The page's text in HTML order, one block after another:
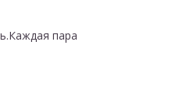
пара